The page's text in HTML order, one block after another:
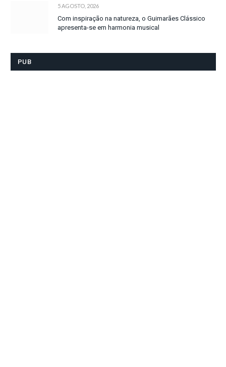
5 AGOSTO, 2026
Com inspiração na natureza, o Guimarães Clássico
apresenta-se em harmonia musical
PUB